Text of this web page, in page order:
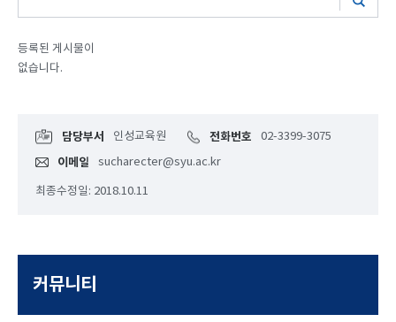
등록된 게시물이
없습니다.
담당부서 인성교육원 전화번호 02-3399-3075
이메일 sucharecter@syu.ac.kr
최종수정일: 2018.10.11
커뮤니티